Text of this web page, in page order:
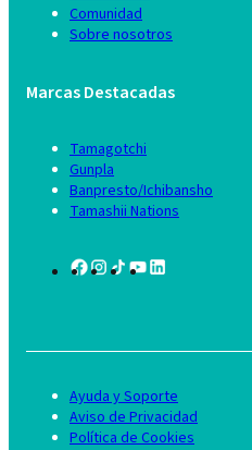
Comunidad
Sobre nosotros
Marcas Destacadas
Tamagotchi
Gunpla
Banpresto/Ichibansho
Tamashii Nations
Ayuda y Soporte
Aviso de Privacidad
Política de Cookies